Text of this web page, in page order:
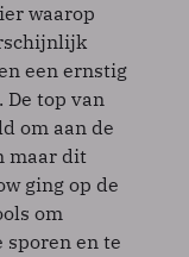
waarop
een ernstig
top van
om aan de
maar dit
ging op de
om
sporen en te